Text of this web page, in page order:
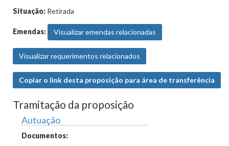
Situação: Retirada
Emendas: Visualizar emendas relacionadas
Visualizar requerimentos relacionados
Copiar o link desta proposição para área de transferência
Tramitação da proposição
Autuação
Documentos: